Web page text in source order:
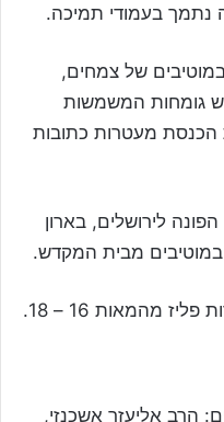
נתמך בעמודי תמיכה.
של צמחים,
גומחות המשמשות
הכנסת מעטרות כתובות
לירושלים, בארון
מבית המקדש.
מהמאות 16 – 18.
הרב אליעזר אשכנזי,